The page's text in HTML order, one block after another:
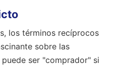
los términos recíprocos
sobre las
ser "comprador" si